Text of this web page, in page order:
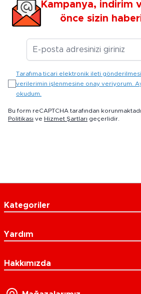
Kampanya, indirim
önce sizin
E-
Tarafıma ticari elektronik ileti
verilerimin işlenmesine onay veriyorum.
okudum.
Bu form reCAPTCHA tarafından
Politikası ve Hizmet Şartları geçerlidir.
Kategoriler
Yardım
Hakkımızda